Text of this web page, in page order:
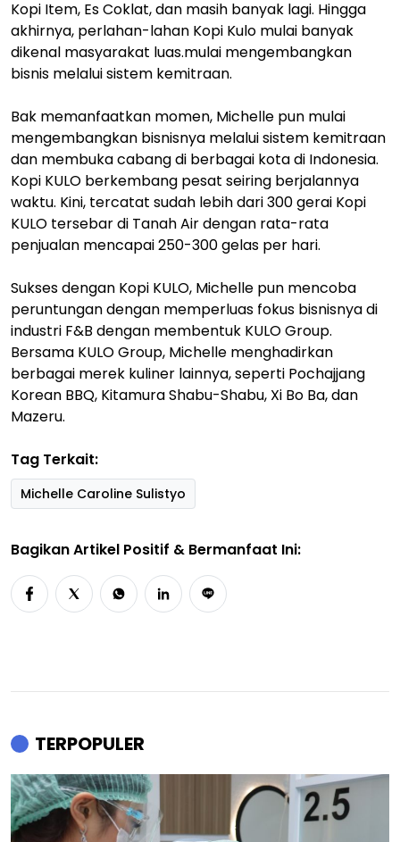
Kopi Item, Es Coklat, dan masih banyak lagi. Hingga
akhirnya, perlahan-lahan Kopi Kulo mulai banyak
dikenal masyarakat luas.mulai mengembangkan
bisnis melalui sistem kemitraan.
Bak memanfaatkan momen, Michelle pun mulai
mengembangkan bisnisnya melalui sistem kemitraan
dan membuka cabang di berbagai kota di Indonesia.
Kopi KULO berkembang pesat seiring berjalannya
waktu. Kini, tercatat sudah lebih dari 300 gerai Kopi
KULO tersebar di Tanah Air dengan rata-rata
penjualan mencapai 250-300 gelas per hari.
Sukses dengan Kopi KULO, Michelle pun mencoba
peruntungan dengan memperluas fokus bisnisnya di
industri F&B dengan membentuk KULO Group.
Bersama KULO Group, Michelle menghadirkan
berbagai merek kuliner lainnya, seperti Pochajjang
Korean BBQ​, Kitamura Shabu-Shabu​, Xi Bo Ba, dan
Mazeru.
Tag Terkait:
Michelle Caroline Sulistyo
Bagikan Artikel Positif & Bermanfaat Ini:
TERPOPULER